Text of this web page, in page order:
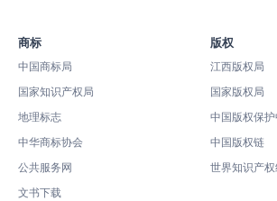
商标
中国商标局
国家知识产权局
地理标志
中华商标协会
公共服务网
文书下载
版权
江西版权局
国家版权局
中国版权保
中国版权链
世界知识产权